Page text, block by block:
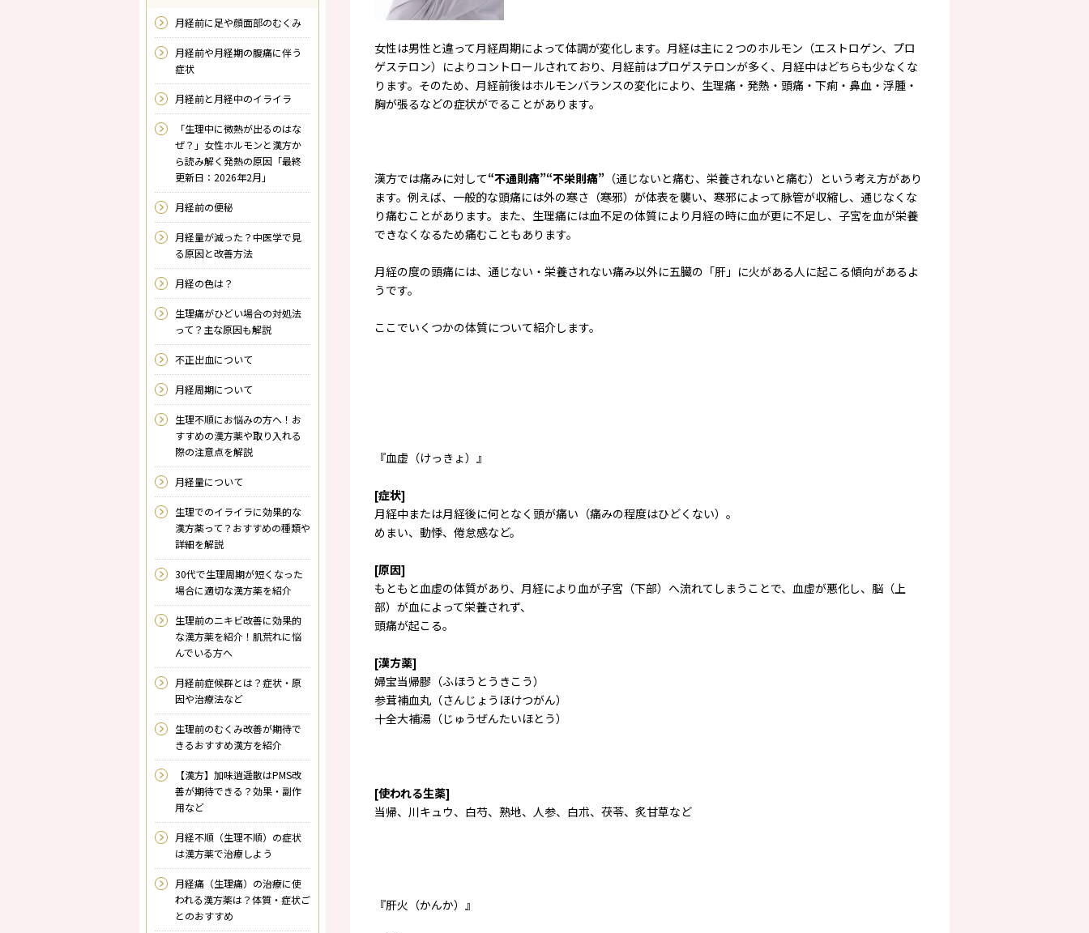
女性は男性と違って月経周期によって体調が変化します。月経は主に２つのホルモン（エストロゲン、プロ
ゲステロン）によりコントロールされており、月経前はプロゲステロンが多く、月経中はどちらも少なくな
ります。そのため、月経前後はホルモンバランスの変化により、生理痛・発熱・頭痛・下痢・鼻血・浮腫・
胸が張るなどの症状がでることがあります。
漢方では痛みに対して“不通則痛”“不栄則痛” （通じないと痛む、栄養されないと痛む）という考え方があり
ます。例えば、一般的な頭痛には外の寒さ（寒邪）が体表を襲い、寒邪によって脉管が収縮し、通じなくな
り痛むことがあります。また、生理痛には血不足の体質により月経の時に血が更に不足し、子宮を血が栄養
できなくなるため痛むこともあります。
月経の度の頭痛には、通じない・栄養されない痛み以外に五臓の「肝」に火がある人に起こる傾向があるよ
うです。
ここでいくつかの体質について紹介します。
『血虚（けっきょ）』
[症状]
月経中または月経後に何となく頭が痛い（痛みの程度はひどくない）。
めまい、動悸、倦怠感など。
[原因]
もともと血虚の体質があり、月経により血が子宮（下部）へ流れてしまうことで、血虚が悪化し、脳（上
部）が血によって栄養されず、
頭痛が起こる。
[漢方薬]
婦宝当帰膠（ふほうとうきこう）
参茸補血丸（さんじょうほけつがん）
十全大補湯（じゅうぜんたいほとう）
[使われる生薬]
当帰、川キュウ、白芍、熟地、人参、白朮、茯苓、炙甘草など
『肝火（かんか）』
月経前に足や顔面部のむくみ
月経前や月経期の腹痛に伴う
症状
月経前と月経中のイライラ
「生理中に微熱が出るのはな
ぜ？」女性ホルモンと漢方か
ら読み解く発熱の原因「最終
更新日：2026年2月」
月経前の便秘
月経量が減った？中医学で見
る原因と改善方法
月経の色は？
生理痛がひどい場合の対処法
って？主な原因も解説
不正出血について
月経周期について
生理不順にお悩みの方へ！お
すすめの漢方薬や取り入れる
際の注意点を解説
月経量について
生理でのイライラに効果的な
漢方薬って？おすすめの種類や
詳細を解説
30代で生理周期が短くなった
場合に適切な漢方薬を紹介
生理前のニキビ改善に効果的
な漢方薬を紹介！肌荒れに悩
んでいる方へ
月経前症候群とは？症状・原
因や治療法など
生理前のむくみ改善が期待で
きるおすすめ漢方を紹介
【漢方】加味逍遥散はPMS改
善が期待できる？効果・副作
用など
月経不順（生理不順）の症状
は漢方薬で治療しよう
月経痛（生理痛）の治療に使
われる漢方薬は？体質・症状ご
とのおすすめ